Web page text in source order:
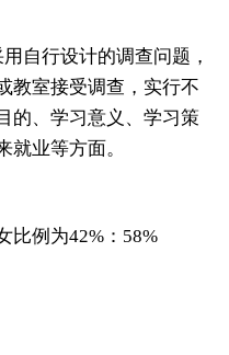
自行设计的调查问题，
教室接受调查，实行不
的、学习意义、学习策
就业等方面。
比例为42%：58%